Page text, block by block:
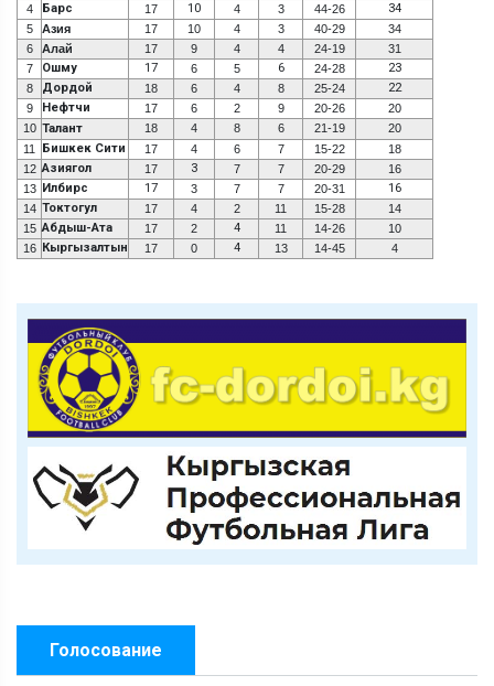
4 Барс 17 10 4 3 44-26 34
5 Азия 17 10 4 3 40-29
34
6
Алай 17 9 4 4 24-19
31
7
Ошму 17 6 5 6 24-28 23
8 Дордой 18 6 4 8 25-24 22
9 Нефтчи 17 6 2 9 20-26
20
10 Талант 18 4 8 6 21-19
20
11
Бишкек Сити 17 4 6 7 15-22
18
12 Азиягол 17 3 7 7 20-29
16
13
Илбирс 17 3 7 7 20-31 16
14 Токтогул 17 4 2 11 15-28
14
15 Абдыш-Ата 17 2 4 11 14-26
10
16
Кыргызалтын 17 0 4 13 14-45 4
Голосование